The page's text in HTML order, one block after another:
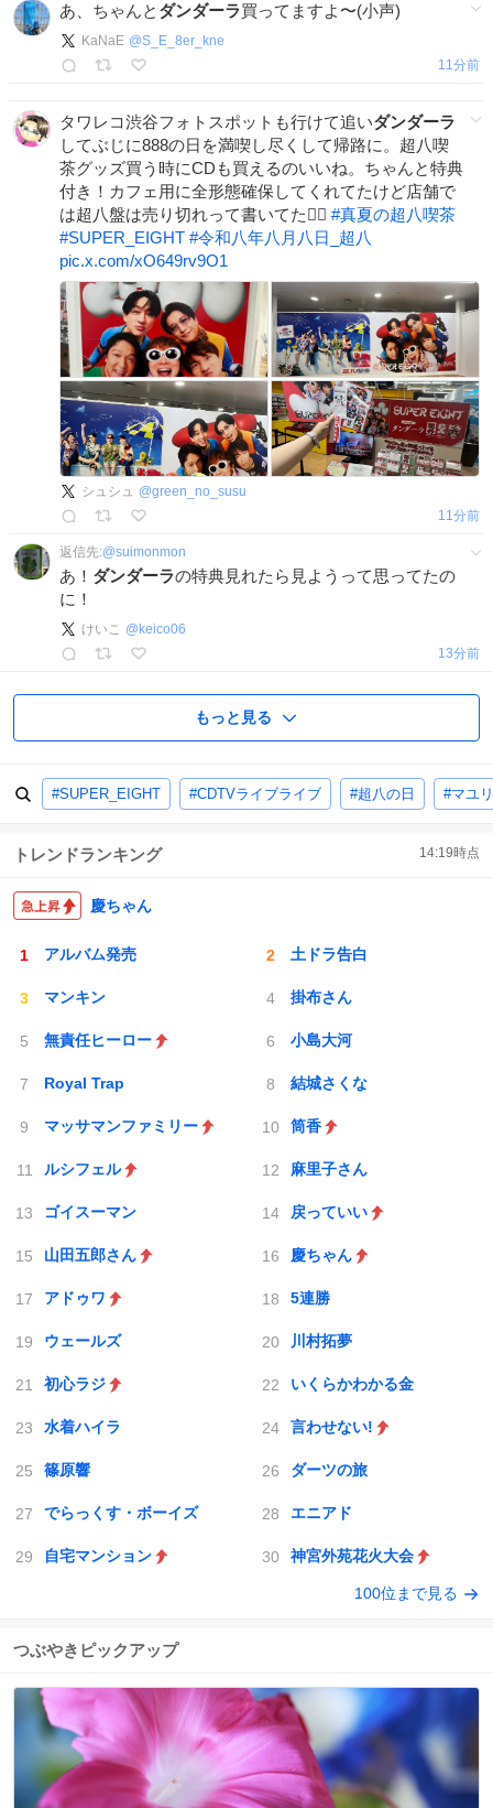
あ、ちゃんと ダンダーラ買ってますよ〜(小声)
KaNaE @S_E_8er_kne
11分前
タワレコ渋谷フォトスポットも行けて追いダンダーラ
してぶじに888の日を満喫し尽くして帰路に。超八喫
茶グッズ買う時にCDも買えるのいいね。ちゃんと特典
付き！カフェ用に全形態確保してくれてたけど店舗で
は超八盤は売り切れって書いてた🙂‍↕️ #真夏の超八喫茶
#SUPER_EIGHT #令和八年八月八日_超八
pic.x.com/xO649rv9O1
シュシュ @green_no_susu
11分前
返信先:@suimonmon
あ！ ダンダーラの特典見れたら見ようって思ってたの
に！
けいこ @ keico06
13分前
もっと見る
#SUPER_EIGHT #CDTVライブライブ #超八の日 #マユ
トレンドランキング 14:19時点
慶ちゃん
アルバム発売 土ドラ告白
マンキン 掛布さん
無責任ヒーロー 小島大河
Royal Trap 結城さくな
マッサマンファミリー 筒香
ルシフェル 麻里子さん
ゴイスーマン 戻っていい
山田五郎さん 慶ちゃん
アドゥワ 5連勝
ウェールズ 川村拓夢
初心ラジ いくらかわかる金
水着ハイラ 言わせない!
篠原響 ダーツの旅
でらっくす・ボーイズ エニアド
自宅マンション 神宮外苑花火大会
100位まで見る
つぶやきピックアップ